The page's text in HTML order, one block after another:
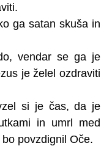
ga satan skuša in
vendar se ga je
je želel ozdraviti
si je čas, da je
in umrl med
povzdignil Oče.